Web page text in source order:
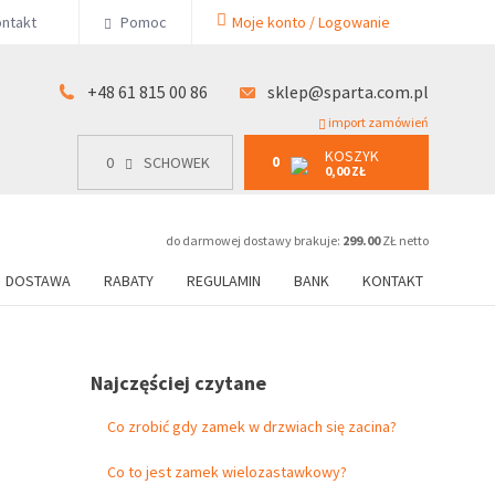
Pomoc Moje konto / Logowanie
+48 61 815 00 86 sklep@sparta.com.pl
import zamówień
0 SCHOWEK 0 KOSZYK
0,00 ZŁ
do darmowej dostawy brakuje: 299.00ZŁ netto
DOSTAWA RABATY REGULAMIN BANK KONTAKT
0 SCHOWEK 0 KOSZYK
0,00 ZŁ
00 86
Najczęściej czytane
Co zrobić gdy zamek w drzwiach się zacina?
Co to jest zamek wielozastawkowy?